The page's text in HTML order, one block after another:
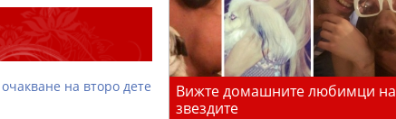
на второ дете
Вижте домашните любимци на
звездите